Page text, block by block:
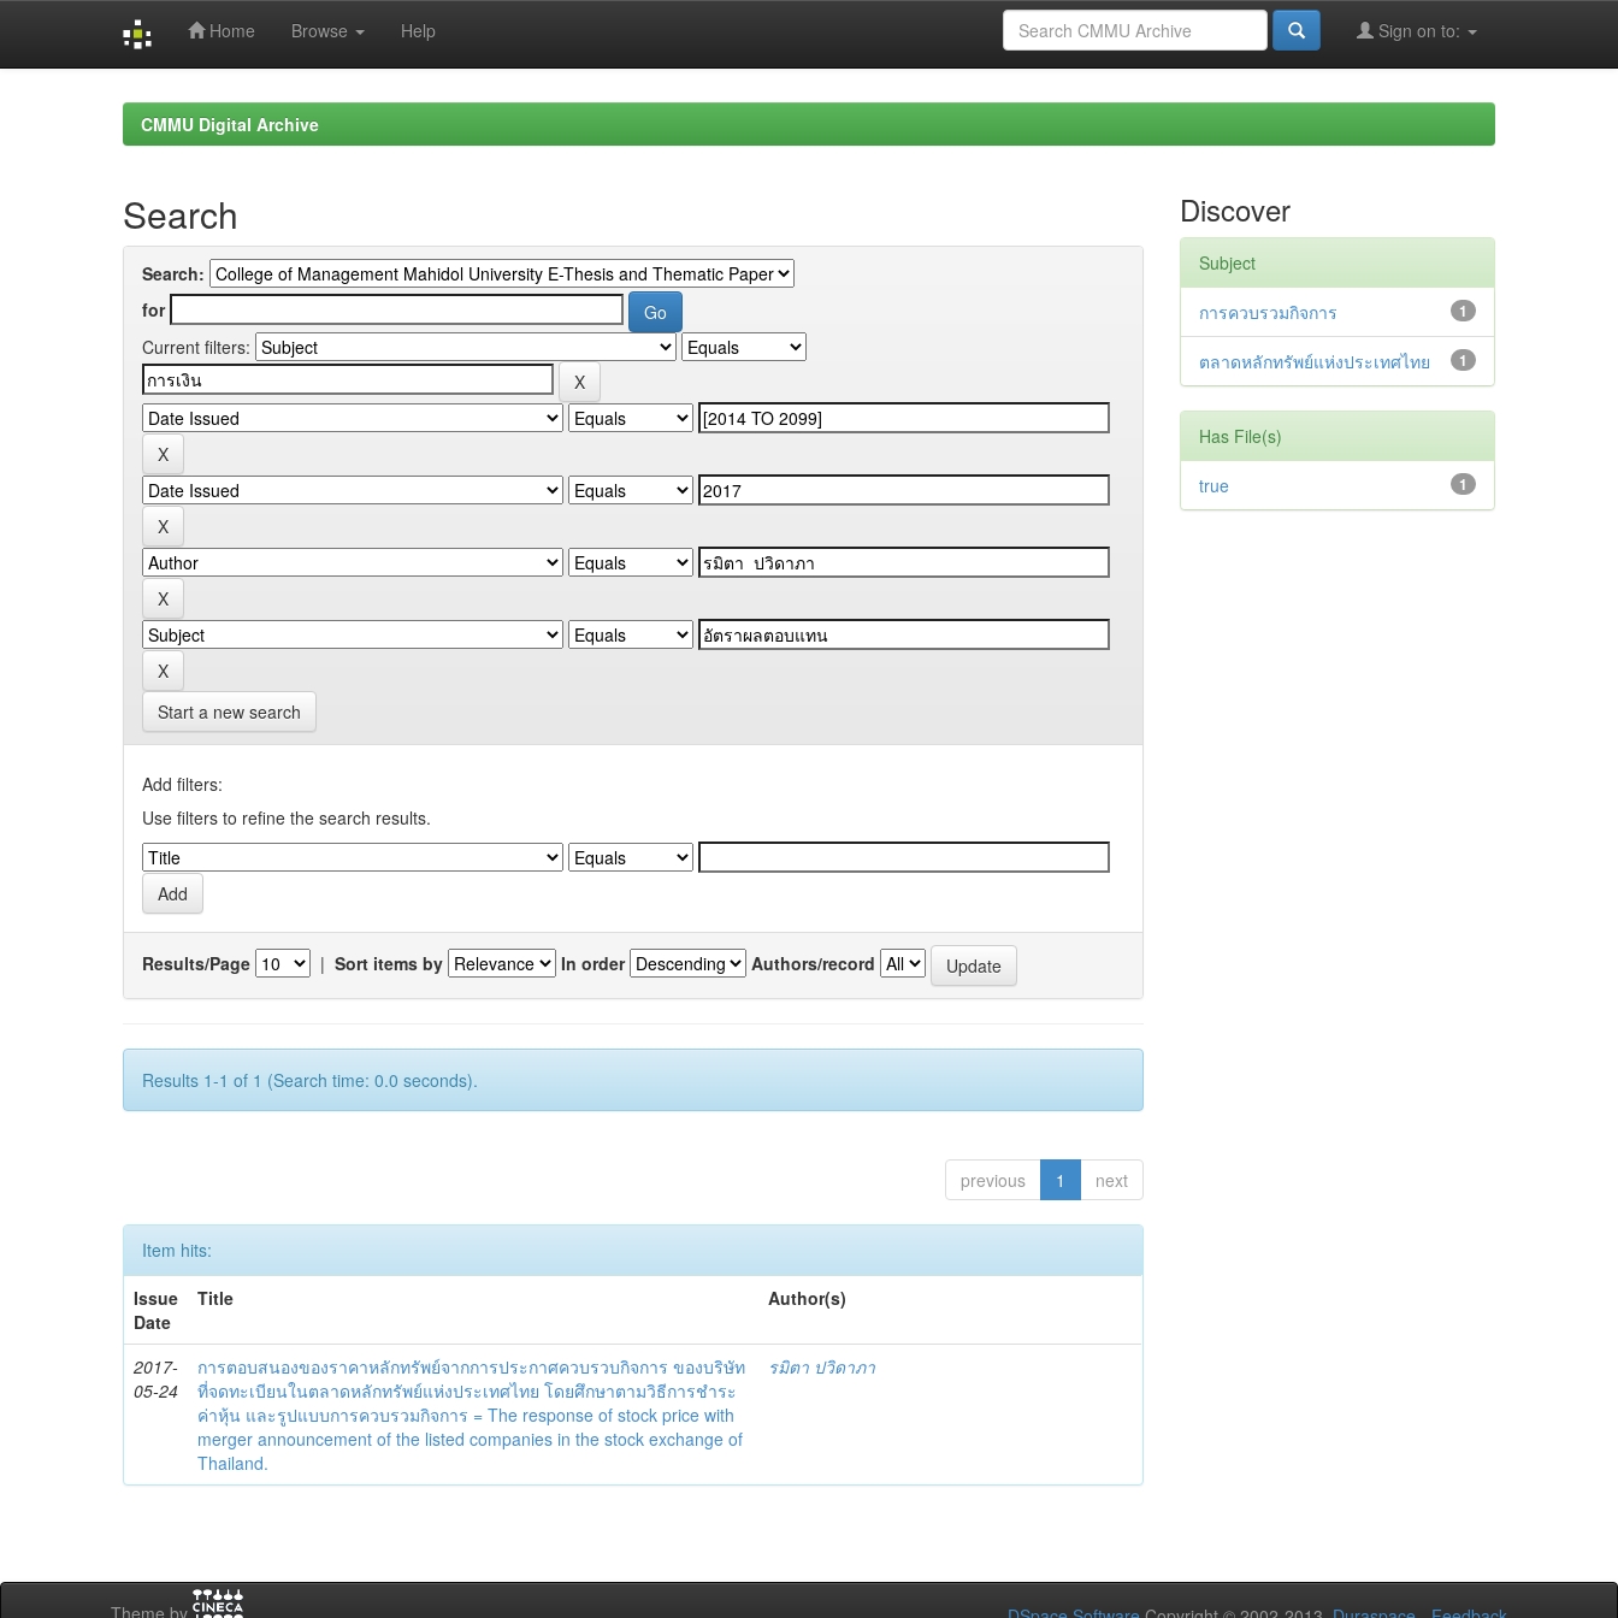
Home Browse Help Sign on to:
CMMU Digital Archive
Search
Search:
for
Current filters:
Start a new search
Add filters:
Use filters to refine the search results.
Results/Page | Sort items by In order Authors/record
Results 1-1 of 1 (Search time: 0.0 seconds).
previous 1 next
Item hits:
Issue
Date
Title Author(s)
2017-
05-24
การตอบสนองของราคาหลักทรัพย์จากการประกาศควบรวบกิจการ ของบริษัท
ที่จดทะเบียนในตลาดหลักทรัพย์แห่งประเทศไทย โดยศึกษาตามวิธีการชำระ
ค่าหุ้น และรูปแบบการควบรวมกิจการ = The response of stock price with
merger announcement of the listed companies in the stock exchange of
Thailand.
รมิตา ปวิดาภา
Discover
Subject
1
การควบรวมกิจการ
1
ตลาดหลักทรัพย์แห่งประเทศไทย
Has File(s)
1
true